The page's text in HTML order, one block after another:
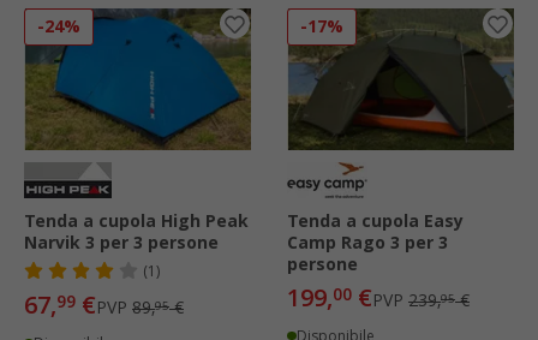
-24%
Tenda a cupola High Peak
Narvik 3 per 3 persone
(1)
67,99 €PVP 89,95€
-17%
Tenda a cupola Easy
Camp Rago 3 per 3
persone
199,00 €PVP 239,95€
Disponibile